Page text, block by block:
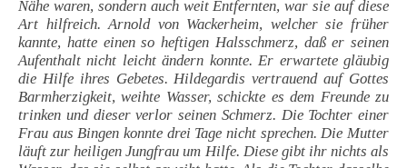
Nähe waren, sondern auch weit Entfernten, war sie auf diese
Art hilfreich. Arnold von Wackerheim, welcher sie früher
kannte, hatte einen so heftigen Halsschmerz, daß er seinen
Aufenthalt nicht leicht ändern konnte. Er erwartete gläubig
die Hilfe ihres Gebetes. Hildegardis vertrauend auf Gottes
Barmherzigkeit, weihte Wasser, schickte es dem Freunde zu
trinken und dieser verlor seinen Schmerz. Die Tochter einer
Frau aus Bingen konnte drei Tage nicht sprechen. Die Mutter
läuft zur heiligen Jungfrau um Hilfe. Diese gibt ihr nichts als